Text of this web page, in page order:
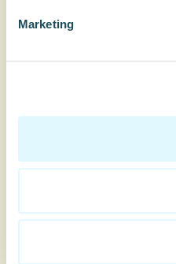
Marketing